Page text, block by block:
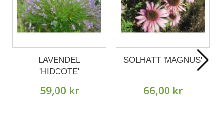
LAVENDEL
'HIDCOTE'
59,00 kr
SOLHATT 'MAGNUS'
66,00 kr